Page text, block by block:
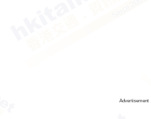
Advertisement